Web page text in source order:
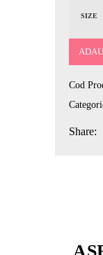
SIZE
Cod
Share: